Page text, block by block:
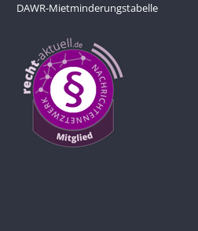
DAWR-Mietminderungstabelle